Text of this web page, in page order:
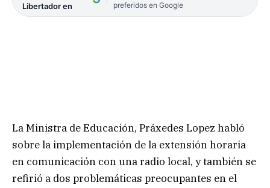
Libertador en
preferidos en Google
La Ministra de Educación, Práxedes Lopez habló
sobre la implementación de la extensión horaria
en comunicación con una radio local, y también se
refirió a dos problemáticas preocupantes en el